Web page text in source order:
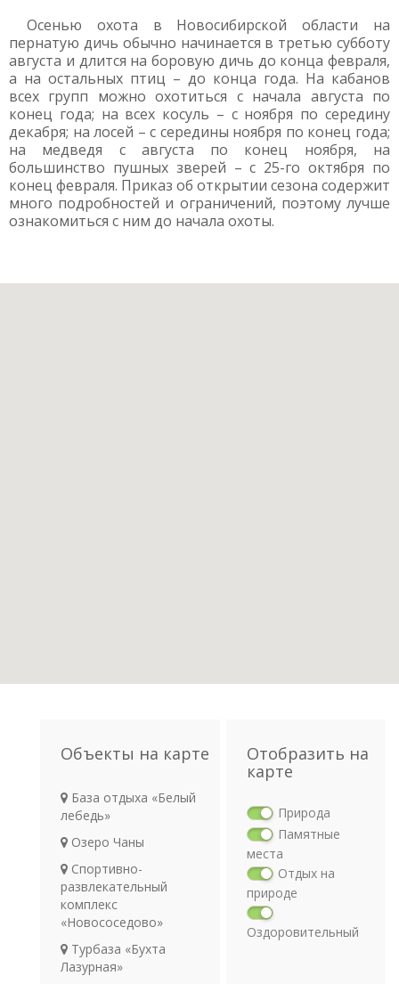
Осенью охота в Новосибирской области на
пернатую дичь обычно начинается в третью субботу
августа и длится на боровую дичь до конца февраля,
а на остальных птиц – до конца года. На кабанов
всех групп можно охотиться с начала августа по
конец года; на всех косуль – с ноября по середину
декабря; на лосей – с середины ноября по конец года;
на медведя с августа по конец ноября, на
большинство пушных зверей – с 25-го октября по
конец февраля. Приказ об открытии сезона содержит
много подробностей и ограничений, поэтому лучше
ознакомиться с ним до начала охоты.
Объекты на карте
База отдыха «Белый
лебедь»
Озеро Чаны
Спортивно-
развлекательный
комплекс
«Новососедово»
Турбаза «Бухта
Лазурная»
Отобразить на
карте
Природа
Памятные
места
Отдых на
природе
Оздоровительный